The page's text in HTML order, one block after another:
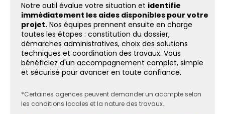
Notre outil évalue votre situation et identifie
immédiatement les aides disponibles pour votre
projet. Nos équipes prennent ensuite en charge
toutes les étapes : constitution du dossier,
démarches administratives, choix des solutions
techniques et coordination des travaux. Vous
bénéficiez d'un accompagnement complet, simple
et sécurisé pour avancer en toute confiance.
*Certaines agences peuvent demander un acompte selon
les conditions locales et la nature des travaux.